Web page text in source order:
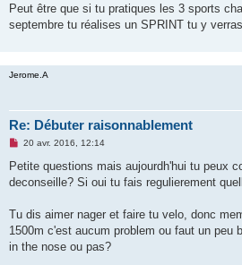
Peut être que si tu pratiques les 3 sports
septembre tu réalises un SPRINT tu y
Jerome.A
Re: Débuter raisonnablement
M
s
a
n
o
20 avr. 2016, 12:14
Petite questions mais aujourdh'hui tu peux
deconseille? Si oui tu fais regulierement
Tu dis aimer nager et faire tu velo, donc
1500m c'est aucum problem ou faut un peu
in the nose ou pas?